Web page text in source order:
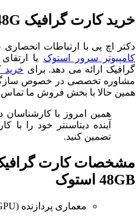
خرید کارت گرافیک L20 48G
دکتر اچ پی با ارتباطات
کامپیوتر سرور استوک یا
گرافیک ارائه می دهد. برای
همین حالا با بخش فروش ما تماس
همین امروز با کارشناسان
تضمین کنید.
مشخصات
48GB استوک
معماری پردازنده (GPU)